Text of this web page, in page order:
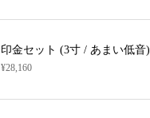
印金セット (3寸 / あまい低音)
¥28,160